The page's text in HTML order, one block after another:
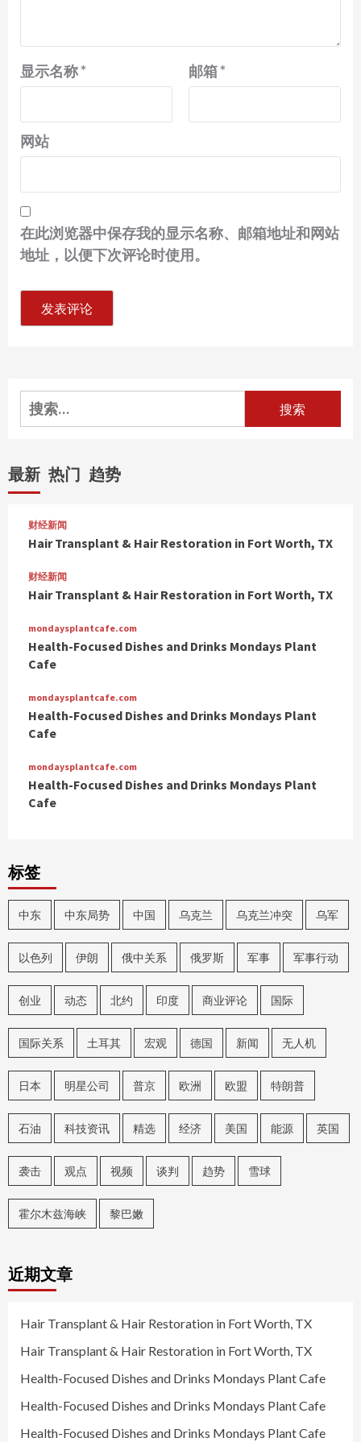
显示名称* 邮箱*
网站
在此浏览器中保存我的显示名称、邮箱地址和网站
地址，以便下次评论时使用。
搜
索：
最新 热门 趋势
财经新闻
Hair Transplant & Hair Restoration in Fort Worth, TX
财经新闻
Hair Transplant & Hair Restoration in Fort Worth, TX
mondaysplantcafe.com
Health-Focused Dishes and Drinks Mondays Plant
Cafe
mondaysplantcafe.com
Health-Focused Dishes and Drinks Mondays Plant
Cafe
mondaysplantcafe.com
Health-Focused Dishes and Drinks Mondays Plant
Cafe
标签
中东 中东局势 中国 乌克兰 乌克兰冲突 乌军
以色列 伊朗 俄中关系 俄罗斯 军事 军事行动
创业 动态 北约 印度 商业评论 国际
国际关系 土耳其 宏观 德国 新闻 无人机
日本 明星公司 普京 欧洲 欧盟 特朗普
石油 科技资讯 精选 经济 美国 能源 英国
袭击 观点 视频 谈判 趋势 雪球
霍尔木兹海峡 黎巴嫩
近期文章
Hair Transplant & Hair Restoration in Fort Worth, TX
Hair Transplant & Hair Restoration in Fort Worth, TX
Health-Focused Dishes and Drinks Mondays Plant Cafe
Health-Focused Dishes and Drinks Mondays Plant Cafe
Health-Focused Dishes and Drinks Mondays Plant Cafe